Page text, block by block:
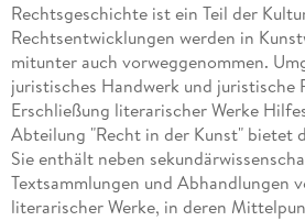
Rechtsgeschichte ist ein Teil der
Rechtsentwicklungen werden in
mitunter auch vorweggenommen.
juristisches Handwerk und juristische
Erschließung literarischer Werke
Abteilung "Recht in der Kunst" bietet
Sie enthält neben
Textsammlungen und Abhandlungen
literarischer Werke, in deren